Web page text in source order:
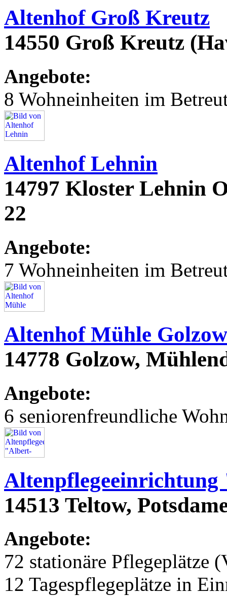
Altenhof Groß Kreutz
14550 Groß Kreutz
Angebote:
8 Wohneinheiten im
Altenhof Lehnin
14797 Kloster Lehnin
22
Angebote:
7 Wohneinheiten im
Altenhof Mühle Golzow
14778 Golzow,
Angebote:
6 seniorenfreundliche
14513 Teltow,
Angebote:
72 stationäre Pflegeplätze
12 Tagespflegeplätze in